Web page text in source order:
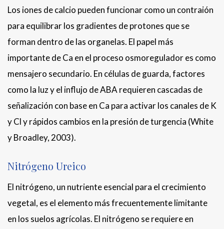
Los iones de calcio pueden funcionar como un contraión
para equilibrar los gradientes de protones que se
forman dentro de las organelas. El papel más
importante de Ca en el proceso osmoregulador es como
mensajero secundario. En células de guarda, factores
como la luz y el influjo de ABA requieren cascadas de
señalización con base en Ca para activar los canales de K
y Cl y rápidos cambios en la presión de turgencia (White
y Broadley, 2003).
Nitrógeno Ureico
El nitrógeno, un nutriente esencial para el crecimiento
vegetal, es el elemento más frecuentemente limitante
en los suelos agrícolas. El nitrógeno se requiere en